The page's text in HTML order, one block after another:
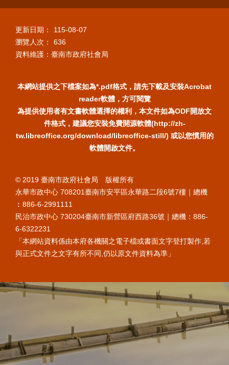
更新日期：
115-08-07
瀏覽人次：
636
資料維護：臺南市政府社會局
本網站提供之下檔案如為*.pdf格式，請先下載及安裝Acrobat
reader軟體，方可閱覽
為提供使用者有文書軟體選擇的權利，本文件如為ODF開放文
件格式，建議您安裝免費開源軟體(http://zh-
tw.libreoffice.org/download/libreoffice-still/) 或以您慣用的
軟體開啟文件。
© 2019 臺南市政府社會局 版權所有
永華市政中心 708201臺南市安平區永華路二段6號7樓｜總機
︰886-6-2991111
民治市政中心 730204臺南市新營區府西路36號｜總機：886-
6-6322231
「本網站資料係由本府各機關之電子檔或書面文字登打製作,若
與正式文件之文字有所不同,仍以原文件資料為準」